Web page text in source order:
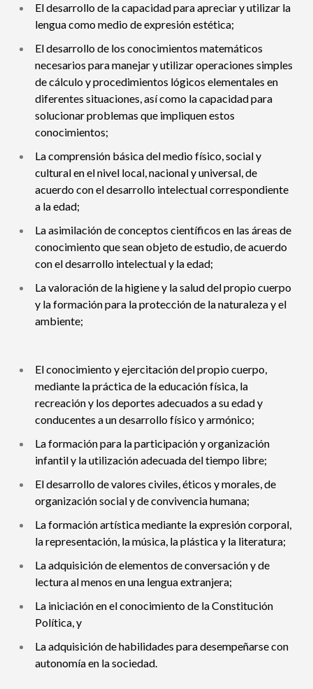
El desarrollo de la capacidad para apreciar y utilizar la
lengua como medio de expresión estética;
El desarrollo de los conocimientos matemáticos
necesarios para manejar y utilizar operaciones simples
de cálculo y procedimientos lógicos elementales en
diferentes situaciones, así como la capacidad para
solucionar problemas que impliquen estos
conocimientos;
La comprensión básica del medio físico, social y
cultural en el nivel local, nacional y universal, de
acuerdo con el desarrollo intelectual correspondiente
a la edad;
La asimilación de conceptos científicos en las áreas de
conocimiento que sean objeto de estudio, de acuerdo
con el desarrollo intelectual y la edad;
La valoración de la higiene y la salud del propio cuerpo
y la formación para la protección de la naturaleza y el
ambiente;
El conocimiento y ejercitación del propio cuerpo,
mediante la práctica de la educación física, la
recreación y los deportes adecuados a su edad y
conducentes a un desarrollo físico y armónico;
La formación para la participación y organización
infantil y la utilización adecuada del tiempo libre;
El desarrollo de valores civiles, éticos y morales, de
organización social y de convivencia humana;
La formación artística mediante la expresión corporal,
la representación, la música, la plástica y la literatura;
La adquisición de elementos de conversación y de
lectura al menos en una lengua extranjera;
La iniciación en el conocimiento de la Constitución
Política, y
La adquisición de habilidades para desempeñarse con
autonomía en la sociedad.